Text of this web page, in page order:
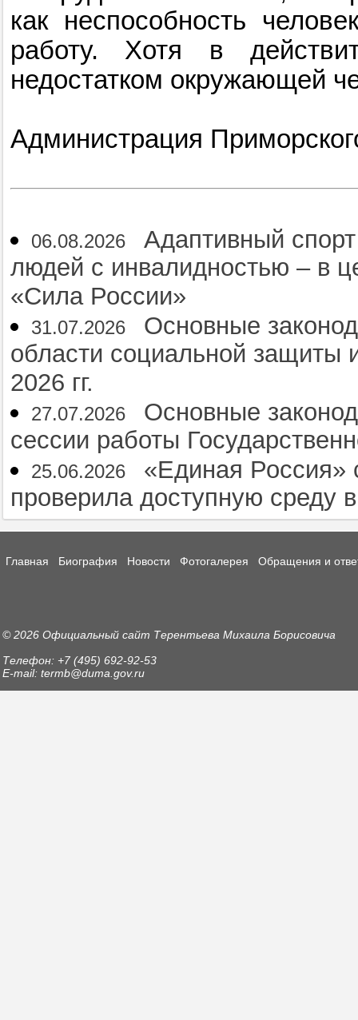
как неспособность
работу. Хотя в
недостатком окружающей
Администрация
06.08.2026 Адаптивный
людей с инвалидностью – в
«Сила России»
31.07.2026 Основные
области социальной защиты
2026 гг.
27.07.2026 Основные
сессии работы
25.06.2026 «Единая Россия»
проверила доступную среду
Главная Биография Новости Фотогалерея Обращения и
© 2026 Официальный сайт Терентьева Михаила Борисовича
Телефон: +7 (495) 692-92-53
E-mail: termb@duma.gov.ru